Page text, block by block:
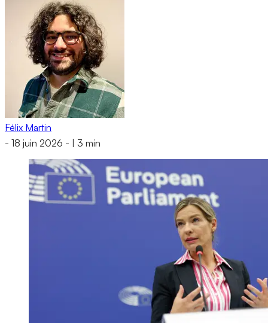
Félix Martin
- 18 juin 2026 - 3 min